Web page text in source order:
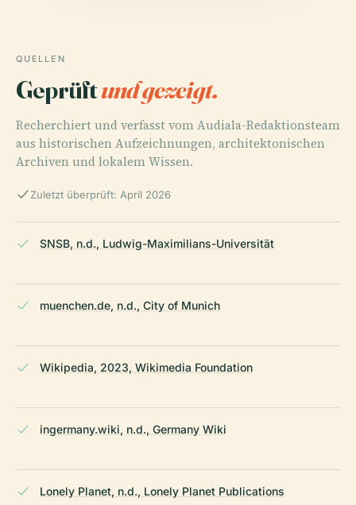
QUELLEN
Geprüftund gezeigt.
Recherchiert und verfasst vom Audiala-Redaktionsteam
aus historischen Aufzeichnungen, architektonischen
Archiven und lokalem Wissen.
Zuletzt überprüft: April 2026
SNSB, n.d., Ludwig-Maximilians-Universität
muenchen.de, n.d., City of Munich
Wikipedia, 2023, Wikimedia Foundation
ingermany.wiki, n.d., Germany Wiki
Lonely Planet, n.d., Lonely Planet Publications